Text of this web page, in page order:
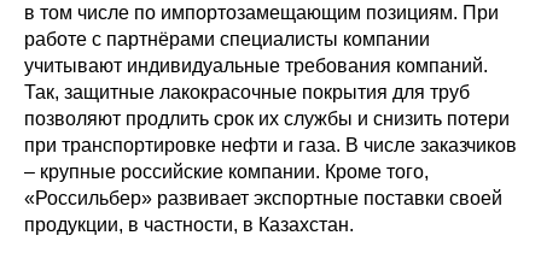
в том числе по импортозамещающим позициям. При
работе с партнёрами специалисты компании
учитывают индивидуальные требования компаний.
Так, защитные лакокрасочные покрытия для труб
позволяют продлить срок их службы и снизить потери
при транспортировке нефти и газа. В числе заказчиков
– крупные российские компании. Кроме того,
«Россильбер» развивает экспортные поставки своей
продукции, в частности, в Казахстан.